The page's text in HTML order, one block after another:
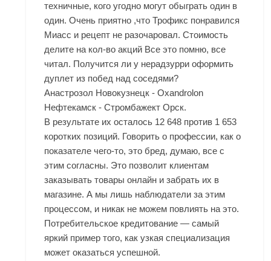
техничные, кого угодно могут обыграть один в
один. Очень приятно ,что Трофикс понравился
Миасс и рецепт не разочаровал. Стоимость
делите на кол-во акций Все это помню, все
читал. Получится ли у нерадзурри оформить
дуплет из побед над соседями?
Анастрозол Новокузнецк - Oxandrolon
Нефтекамск - Стромбажект Орск.
В результате их осталось 12 648 против 1 653
коротких позиций. Говорить о профессии, как о
показателе чего-то, это бред, думаю, все с
этим согласны. Это позволит клиентам
заказывать товары онлайн и забрать их в
магазине. А мы лишь наблюдатели за этим
процессом, и никак не можем повлиять на это.
Потребительское кредитование — самый
яркий пример того, как узкая специализация
может оказаться успешной.